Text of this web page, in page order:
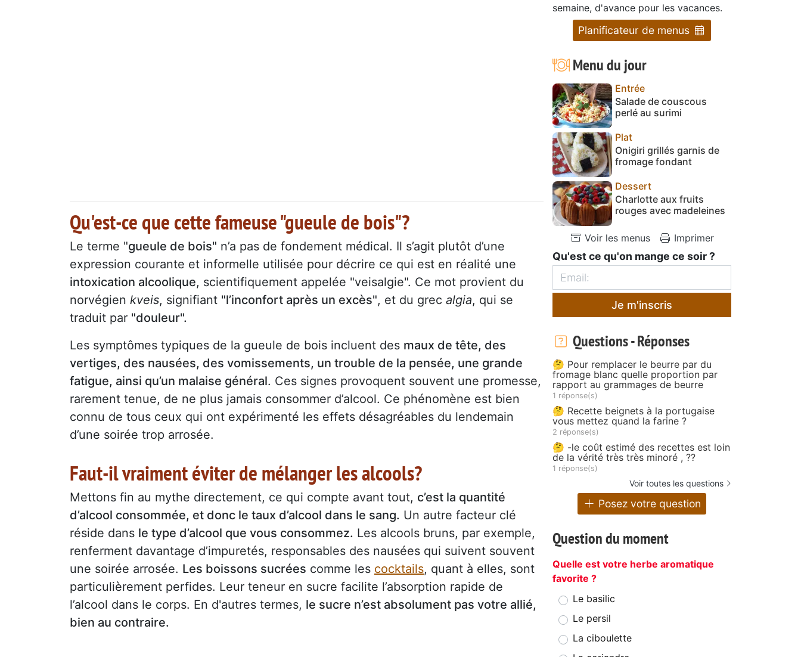
Qu'est-ce que cette fameuse "gueule de bois"?
Le terme "gueule de bois" n’a pas de fondement médical. Il s’agit plutôt d’une
expression courante et informelle utilisée pour décrire ce qui est en réalité une
intoxication alcoolique, scientifiquement appelée "veisalgie". Ce mot provient du
norvégien kveis, signifiant "l’inconfort après un excès", et du grec algia, qui se
traduit par "douleur".
Les symptômes typiques de la gueule de bois incluent des maux de tête, des
vertiges, des nausées, des vomissements, un trouble de la pensée, une grande
fatigue, ainsi qu’un malaise général. Ces signes provoquent souvent une promesse,
rarement tenue, de ne plus jamais consommer d’alcool. Ce phénomène est bien
connu de tous ceux qui ont expérimenté les effets désagréables du lendemain
d’une soirée trop arrosée.
Faut-il vraiment éviter de mélanger les alcools?
Mettons fin au mythe directement, ce qui compte avant tout, c’est la quantité
d’alcool consommée, et donc le taux d’alcool dans le sang. Un autre facteur clé
réside dans le type d’alcool que vous consommez. Les alcools bruns, par exemple,
renferment davantage d’impuretés, responsables des nausées qui suivent souvent
une soirée arrosée. Les boissons sucrées comme les cocktails, quant à elles, sont
particulièrement perfides. Leur teneur en sucre facilite l’absorption rapide de
l’alcool dans le corps. En d'autres termes, le sucre n’est absolument pas votre allié,
bien au contraire.
semaine, d'avance pour les vacances.
Planificateur de menus
Menu du jour
Entrée
Salade de couscous
perlé au surimi
Plat
Onigiri grillés garnis de
fromage fondant
Dessert
Charlotte aux fruits
rouges avec madeleines
Voir les menus Imprimer
Qu'est ce qu'on mange ce soir ?
Je m'inscris
Questions - Réponses
🤔 Pour remplacer le beurre par du
fromage blanc quelle proportion par
rapport au grammages de beurre
1 réponse(s)
🤔 Recette beignets à la portugaise
vous mettez quand la farine ?
2 réponse(s)
🤔 -le coût estimé des recettes est loin
de la vérité très très minoré , ??
1 réponse(s)
Voir toutes les questions
Posez votre question
Question du moment
Quelle est votre herbe aromatique
favorite ?
Le basilic
Le persil
La ciboulette